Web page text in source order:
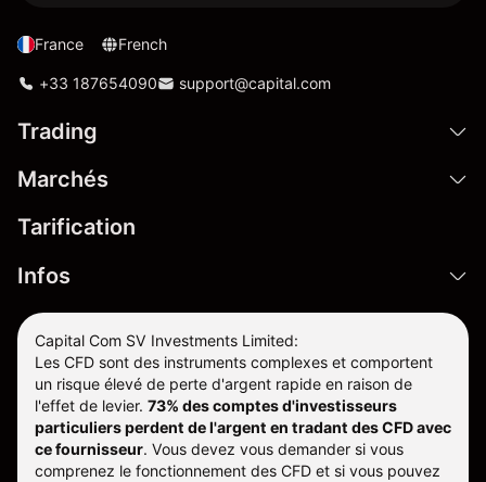
France French
+33 187654090 support@capital.com
Trading
Marchés
Tarification
Infos
Capital Com SV Investments Limited:
Les CFD sont des instruments complexes et comportent
un risque élevé de perte d'argent rapide en raison de
l'effet de levier. 73% des comptes d'investisseurs
particuliers perdent de l'argent en tradant des CFD avec
ce fournisseur. Vous devez vous demander si vous
comprenez le fonctionnement des CFD et si vous pouvez